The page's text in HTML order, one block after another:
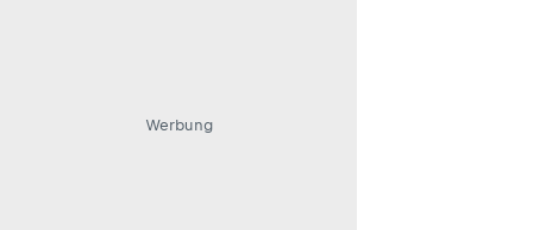
Werbung